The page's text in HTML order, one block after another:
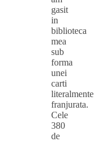
gasit
in
biblioteca
mea
sub
forma
unei
carti
literalmente
franjurata.
Cele
380
de